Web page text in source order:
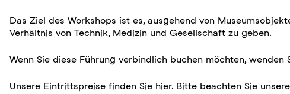
Das Ziel des Workshops ist es, ausgehend von
Verhältnis von Technik, Medizin und Gesellschaft zu geben.
Wenn Sie diese Führung verbindlich buchen möchten, wenden
Unsere Eintrittspreise finden Sie hier. Bitte beachten Sie unsere